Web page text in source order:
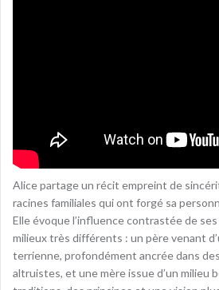
Alice partage un récit empreint de
racines familiales qui ont forgé sa
Elle évoque l’influence contrastée de
milieux très différents : un père venant
terrienne, profondément ancrée dans
altruistes, et une mère issue d’un milieu